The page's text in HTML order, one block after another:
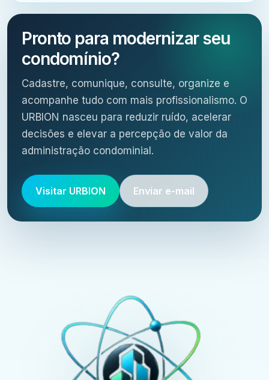
Pronto para modernizar seu
condomínio?
Cadastre, comunique, consulte, organize e
acompanhe tudo com mais profissionalismo. O
URBION nasceu para reduzir ruído, acelerar
decisões e elevar a percepção de valor da
administração condominial.
Visitar URBION Enviar e-mail